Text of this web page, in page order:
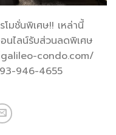
โมชั่นพิเศษ!! เหล่านี้
อนไลน์รับส่วนลดพิเศษ
condo.com/
946-4655